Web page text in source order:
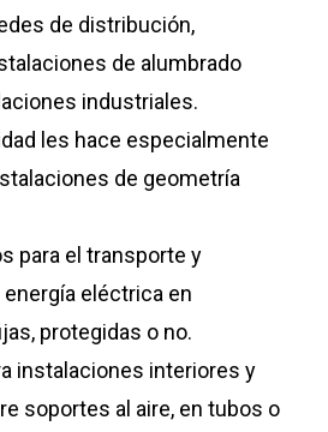
de distribución,
de alumbrado
industriales.
les hace especialmente
de geometría
para el transporte y
eléctrica en
protegidas o no.
instalaciones interiores y
soportes al aire, en tubos o